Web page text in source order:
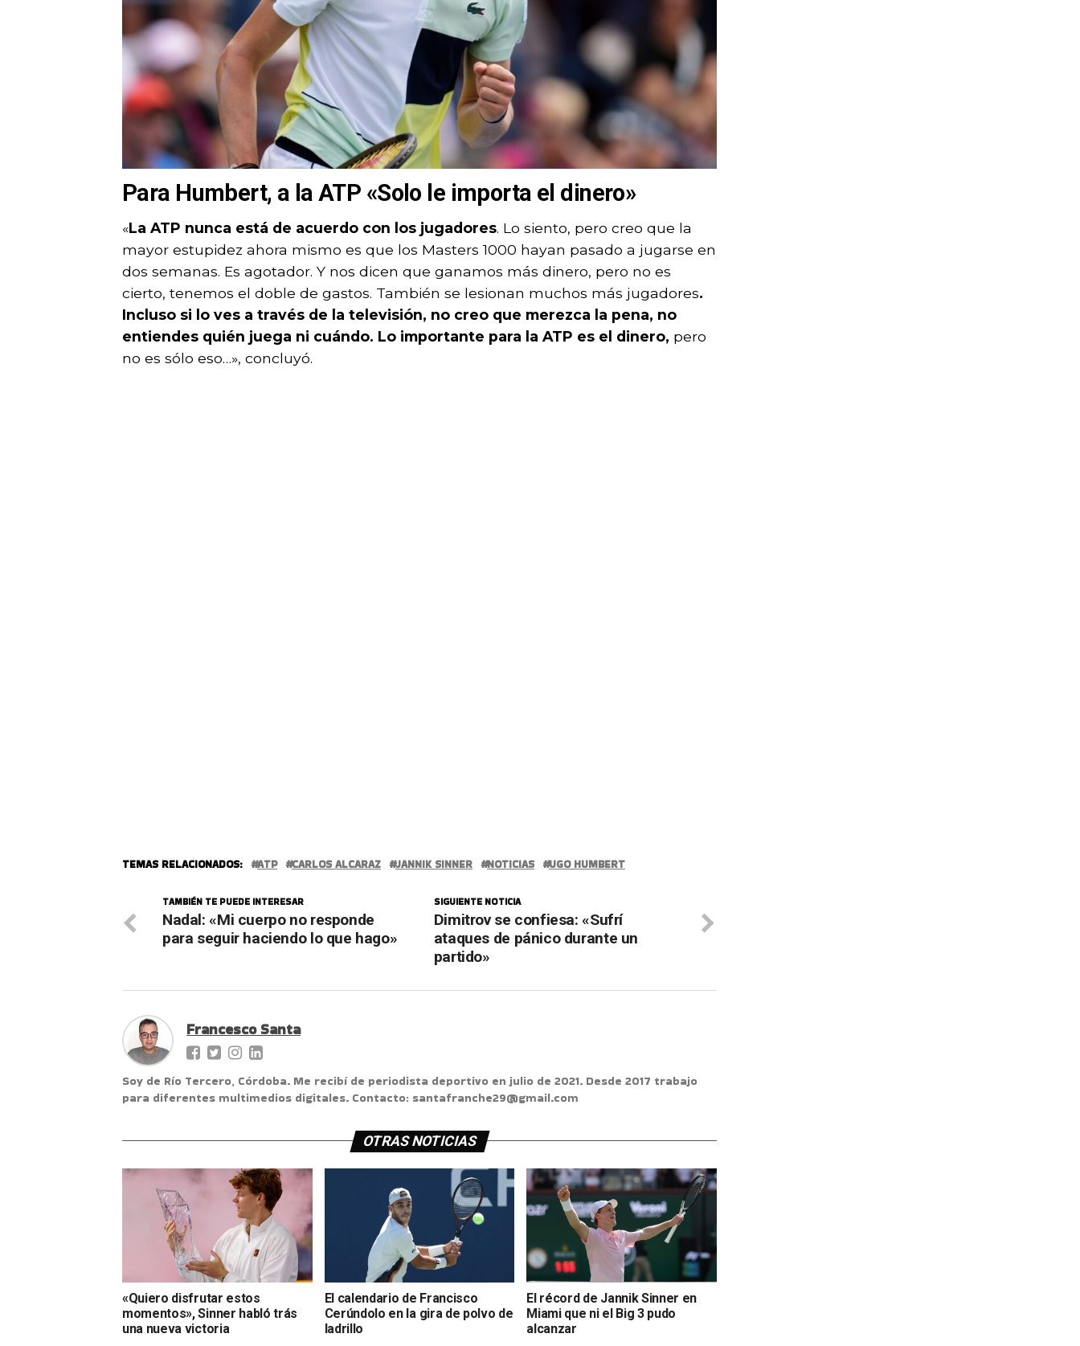
Para Humbert, a la ATP «Solo le importa el dinero»
«La ATP nunca está de acuerdo con los jugadores. Lo siento, pero creo que la
mayor estupidez ahora mismo es que los Masters 1000 hayan pasado a jugarse en
dos semanas. Es agotador. Y nos dicen que ganamos más dinero, pero no es
cierto, tenemos el doble de gastos. También se lesionan muchos más jugadores.
Incluso si lo ves a través de la televisión, no creo que merezca la pena, no
entiendes quién juega ni cuándo. Lo importante para la ATP es el dinero, pero
no es sólo eso…», concluyó.
TEMAS RELACIONADOS: ATP CARLOS ALCARAZ JANNIK SINNER NOTICIAS UGO HUMBERT
SIGUIENTE NOTICIA
Dimitrov se confiesa: «Sufrí
ataques de pánico durante un
partido»
TAMBIÉN TE PUEDE INTERESAR
Nadal: «Mi cuerpo no responde
para seguir haciendo lo que hago»
Francesco Santa
Soy de Río Tercero, Córdoba. Me recibí de periodista deportivo en julio de 2021. Desde 2017 trabajo
para diferentes multimedios digitales. Contacto: santafranche29@gmail.com
OTRAS NOTICIAS
«Quiero disfrutar estos
momentos», Sinner habló trás
una nueva victoria
El calendario de Francisco
Cerúndolo en la gira de polvo de
ladrillo
El récord de Jannik Sinner en
Miami que ni el Big 3 pudo
alcanzar